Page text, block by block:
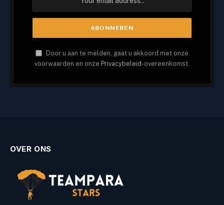
Door u aan te melden, gaat u akkoord met onze
voorwaarden en onze Privacybeleid-overeenkomst.
OVER ONS